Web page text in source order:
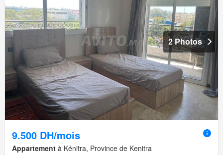
2 Photos
9.500 DH/mois
Appartement à Kénitra, Province de Kenitra